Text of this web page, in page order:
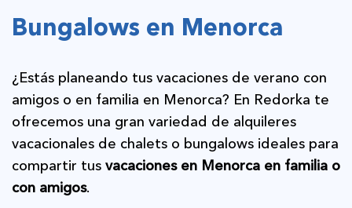
Bungalows en Menorca
¿Estás planeando tus vacaciones de verano con
amigos o en familia en Menorca? En Redorka te
ofrecemos una gran variedad de alquileres
vacacionales de chalets o bungalows ideales para
compartir tus vacaciones en Menorca en familia o
con amigos.